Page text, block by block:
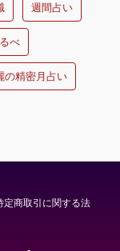
週間占い
べ
の精密月占い
定商取引に関する法